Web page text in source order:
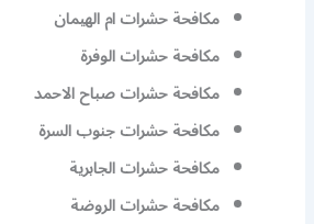
مكافحة حشرات ام الهيمان
مكافحة حشرات الوفرة
مكافحة حشرات صباح الاحمد
مكافحة حشرات جنوب السرة
مكافحة حشرات الجابرية
مكافحة حشرات الروضة